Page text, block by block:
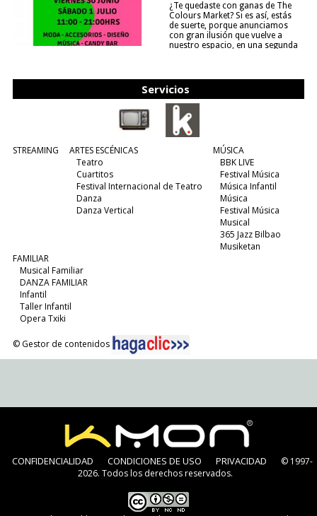
¿Te quedaste con ganas de The
Colours Market? Si es así, estás
de suerte, porque anunciamos
con gran ilusión que vuelve a
nuestro espacio, en una segunda
Servicios
STREAMING
ARTES ESCÉNICAS
Teatro
Cuartitos
Festival Internacional de Teatro
Danza
Danza Vertical
MÚSICA
BBK LIVE
Festival Música
Música Infantil
Música
Festival Música
Musical
365 Jazz Bilbao
Musiketan
FAMILIAR
Musical Familiar
DANZA FAMILIAR
Infantil
Taller Infantil
Opera Txiki
© Gestor de contenidos
CONFIDENCIALIDAD CONDICIONES DE USO PRIVACIDAD
© 1997-
2026. Todos los derechos reservados.